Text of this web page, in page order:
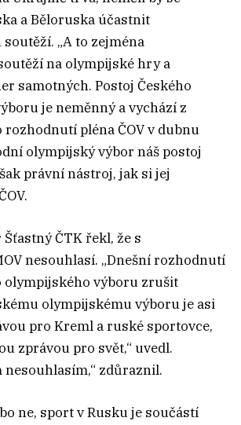
a Běloruska účastnit
„A to zejména
na olympijské hry a
samotných. Postoj Českého
je neměnný a vychází z
rozhodnutí pléna ČOV v dubnu
olympijský výbor náš postoj
právní nástroj, jak si jej
ČTK řekl, že s
nesouhlasí. „Dnešní rozhodnutí
olympijského výboru zrušit
olympijskému výboru je asi
pro Kreml a ruské sportovce,
zprávou pro svět,“ uvedl.
nesouhlasím,“ zdůraznil.
ne, sport v Rusku je součástí